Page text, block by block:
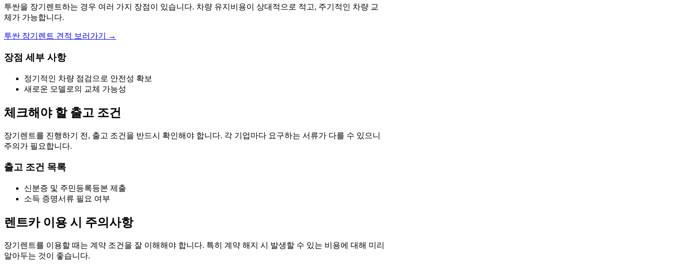
투싼을 장기렌트하는 경우 여러 가지 장점이 있습니다. 차량 유지비용이 상대적으로 적고, 주기적인 차량 교
체가 가능합니다.
투싼 장기렌트 견적 보러가기 →
장점 세부 사항
정기적인 차량 점검으로 안전성 확보
새로운 모델로의 교체 가능성
체크해야 할 출고 조건
장기렌트를 진행하기 전, 출고 조건을 반드시 확인해야 합니다. 각 기업마다 요구하는 서류가 다를 수 있으니
주의가 필요합니다.
출고 조건 목록
신분증 및 주민등록등본 제출
소득 증명서류 필요 여부
렌트카 이용 시 주의사항
장기렌트를 이용할 때는 계약 조건을 잘 이해해야 합니다. 특히 계약 해지 시 발생할 수 있는 비용에 대해 미리
알아두는 것이 좋습니다.